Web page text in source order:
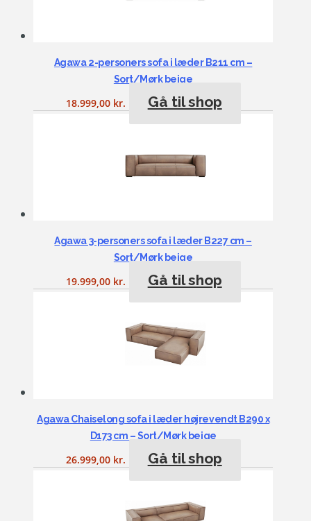
Agawa 2-personers sofa i læder B211 cm –
Sort/Mørk beige
18.999,00 kr. Gå til shop
Agawa 3-personers sofa i læder B227 cm –
Sort/Mørk beige
19.999,00 kr. Gå til shop
Agawa Chaiselong sofa i læder højrevendt B290 x
D173 cm – Sort/Mørk beige
26.999,00 kr. Gå til shop